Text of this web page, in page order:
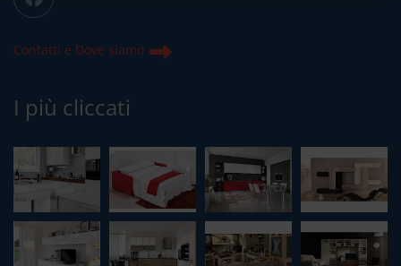
Contatti e Dove siamo
I più cliccati